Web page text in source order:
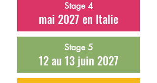
Stage 4
mai 2027 en Italie
Stage 5
12 au 13 juin 2027